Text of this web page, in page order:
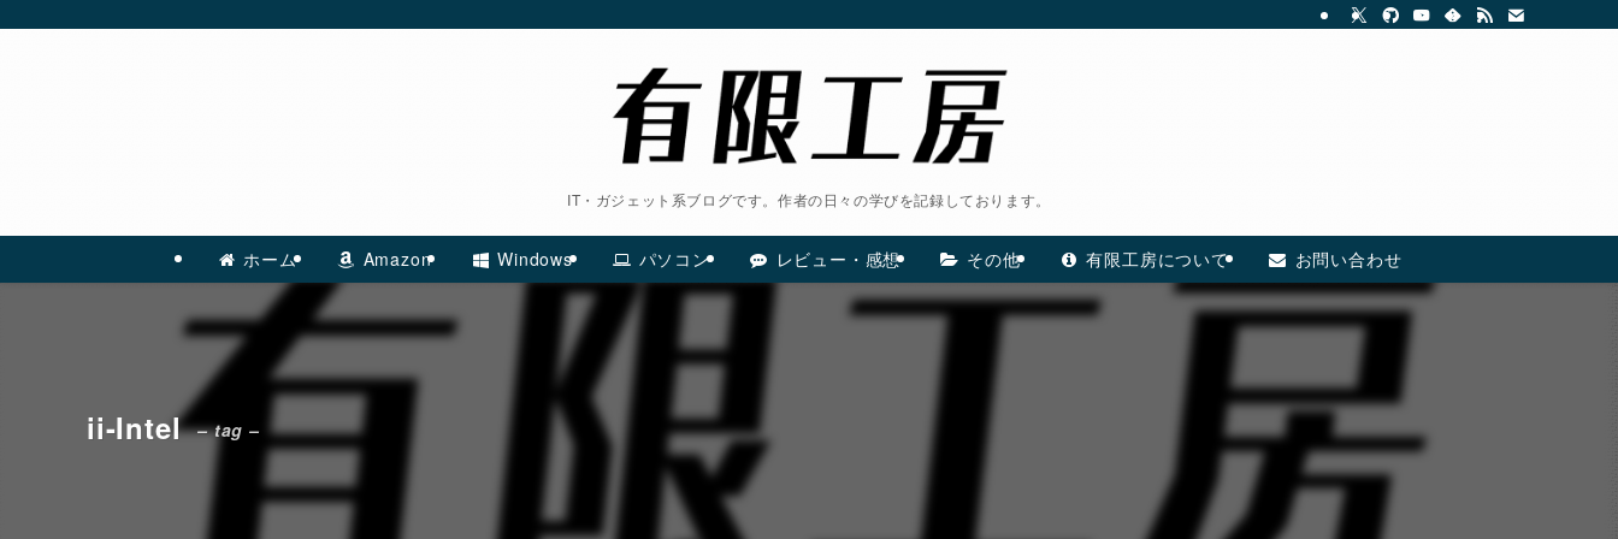
IT・ガジェット系ブログです。作者の日々の学びを記録しております。
ホーム Amazon Windows パソコン レビュー・感想 その他 有限工房について お問い合わせ
ii-Intel – tag –